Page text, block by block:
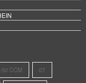
-50 CCM 07